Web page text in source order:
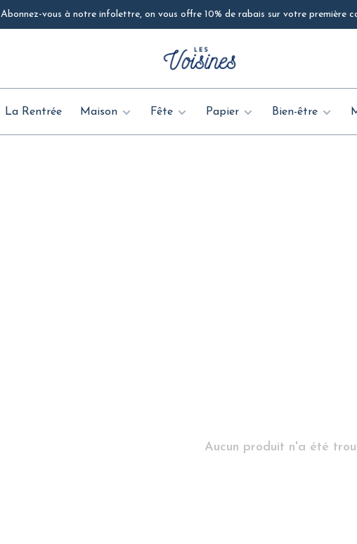
Abonnez-vous à notre infolettre, on vous offre 10% de rabais sur votre première
La Rentrée Maison Fête Papier Bien-être
Aucun produit n'a été